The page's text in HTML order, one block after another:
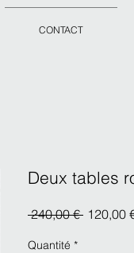
CONTACT
Deux tables
240,00 € Prix
120,00
Quantité *